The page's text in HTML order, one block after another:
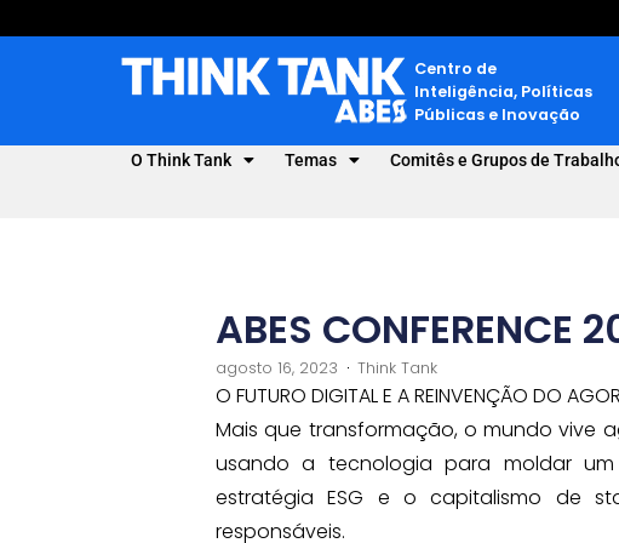
Centro de
Inteligência, Políticas
Públicas e Inovação
O Think Tank Temas Comitês e Grupos de
ABES CONFERENCE
agosto 16, 2023 Think Tank
O FUTURO DIGITAL E A REINVENÇÃO DO
Mais que transformação, o mundo vive
usando a tecnologia para moldar
estratégia ESG e o capitalismo de
responsáveis.